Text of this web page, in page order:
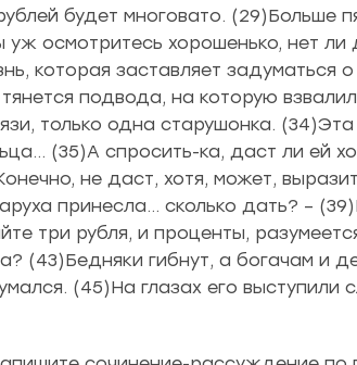
будет многовато. (29)Больше
уж осмотритесь хорошенько, нет
которая заставляет задуматься
подвода, на которую
только одна старушонка.
(35)А спросить-ка, даст ли ей
не даст, хотя, может,
принесла… сколько дать? –
три рубля, и проценты,
(43)Бедняки гибнут, а богачам и
(45)На глазах его выступили